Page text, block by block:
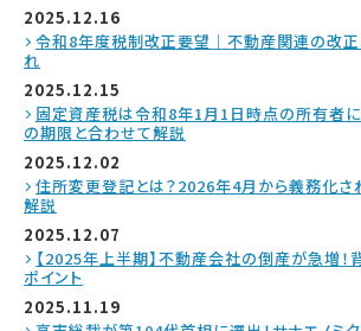
2025.12.16
令和8年度税制改正要望｜不動産関連の改正
れ
2025.12.15
固定資産税は令和8年1月1日時点の所有者
の期限と合わせて解説
2025.12.02
住所変更登記とは？2026年4月から義務化さ
解説
2025.12.07
【2025年上半期】不動産会社の倒産が急増！
ポイント
2025.11.19